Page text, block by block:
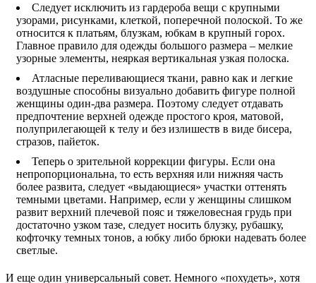
Следует исключить из гардероба вещи с крупными
узорами, рисунками, клеткой, поперечной полоской. То же
относится к платьям, блузкам, юбкам в крупный горох.
Главное правило для одежды большого размера – мелкие
узорные элементы, неяркая вертикальная узкая полоска.
Атласные переливающиеся ткани, равно как и легкие
воздушные способны визуально добавить фигуре полной
женщины один-два размера. Поэтому следует отдавать
предпочтение верхней одежде простого кроя, матовой,
полуприлегающей к телу и без излишеств в виде бисера,
стразов, пайеток.
Теперь о зрительной коррекции фигуры. Если она
непропорциональна, то есть верхняя или нижняя часть
более развита, следует «выдающиеся» участки оттенять
темными цветами. Например, если у женщины слишком
развит верхний плечевой пояс и тяжеловесная грудь при
достаточно узком тазе, следует носить блузку, рубашку,
кофточку темных тонов, а юбку либо брюки надевать более
светлые.
И еще один универсальный совет. Немного «похудеть», хотя